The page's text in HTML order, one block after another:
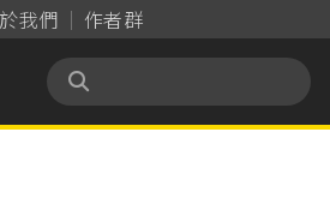
我們 作者群